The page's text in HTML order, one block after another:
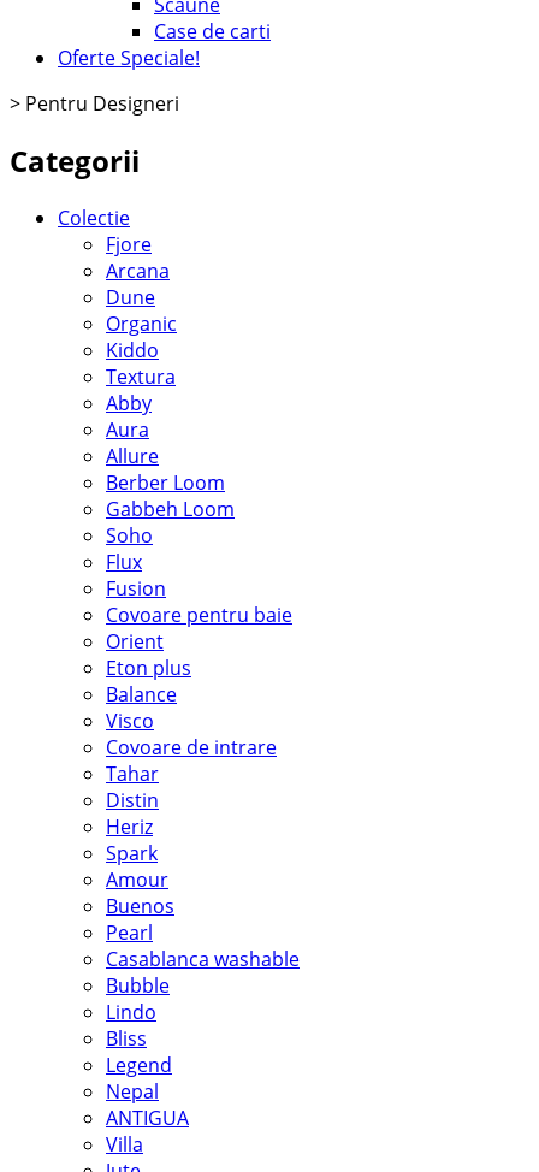
Case de carti
Oferte Speciale!
> Pentru Designeri
Categorii
Colectie
Fjore
Arcana
Dune
Organic
Kiddo
Textura
Abby
Aura
Allure
Berber Loom
Gabbeh Loom
Soho
Flux
Fusion
Covoare pentru baie
Orient
Eton plus
Balance
Visco
Covoare de intrare
Tahar
Distin
Heriz
Spark
Amour
Buenos
Pearl
Casablanca washable
Bubble
Lindo
Bliss
Legend
Nepal
ANTIGUA
Villa